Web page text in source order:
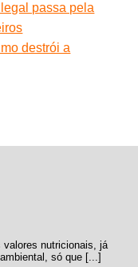
passa pela
destrói a
nutricionais, já
só que [...]